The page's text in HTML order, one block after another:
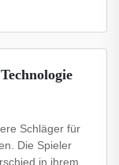
Schläger für
Die Spieler
in ihrem